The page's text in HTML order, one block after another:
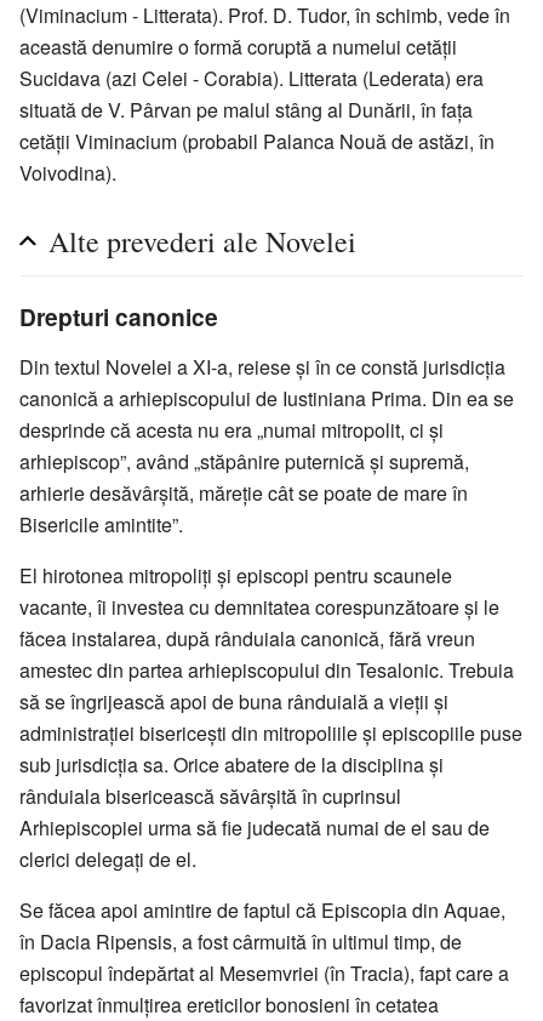
(Viminacium - Litterata). Prof. D. Tudor, în schimb, vede în
această denumire o formă coruptă a numelui cetății
Sucidava (azi Celei - Corabia). Litterata (Lederata) era
situată de V. Pârvan pe malul stâng al Dunării, în fața
cetății Viminacium (probabil Palanca Nouă de astăzi, în
Voivodina).
Alte prevederi ale Novelei
Drepturi canonice
Din textul Novelei a XI-a, reiese și în ce constă jurisdicția
canonică a arhiepiscopului de Iustiniana Prima. Din ea se
desprinde că acesta nu era „numai mitropolit, ci și
arhiepiscop”, având „stăpânire puternică și supremă,
arhierie desăvârșită, măreție cât se poate de mare în
Bisericile amintite”.
El hirotonea mitropoliți și episcopi pentru scaunele
vacante, îi investea cu demnitatea corespunzătoare și le
făcea instalarea, după rânduiala canonică, fără vreun
amestec din partea arhiepiscopului din Tesalonic. Trebuia
să se îngrijească apoi de buna rânduială a vieții și
administrației bisericești din mitropoliile și episcopiile puse
sub jurisdicția sa. Orice abatere de la disciplina și
rânduiala bisericească săvârșită în cuprinsul
Arhiepiscopiei urma să fie judecată numai de el sau de
clerici delegați de el.
Se făcea apoi amintire de faptul că Episcopia din Aquae,
în Dacia Ripensis, a fost cârmuită în ultimul timp, de
episcopul îndepărtat al Mesemvriei (în Tracia), fapt care a
favorizat înmulțirea ereticilor bonosieni în cetatea